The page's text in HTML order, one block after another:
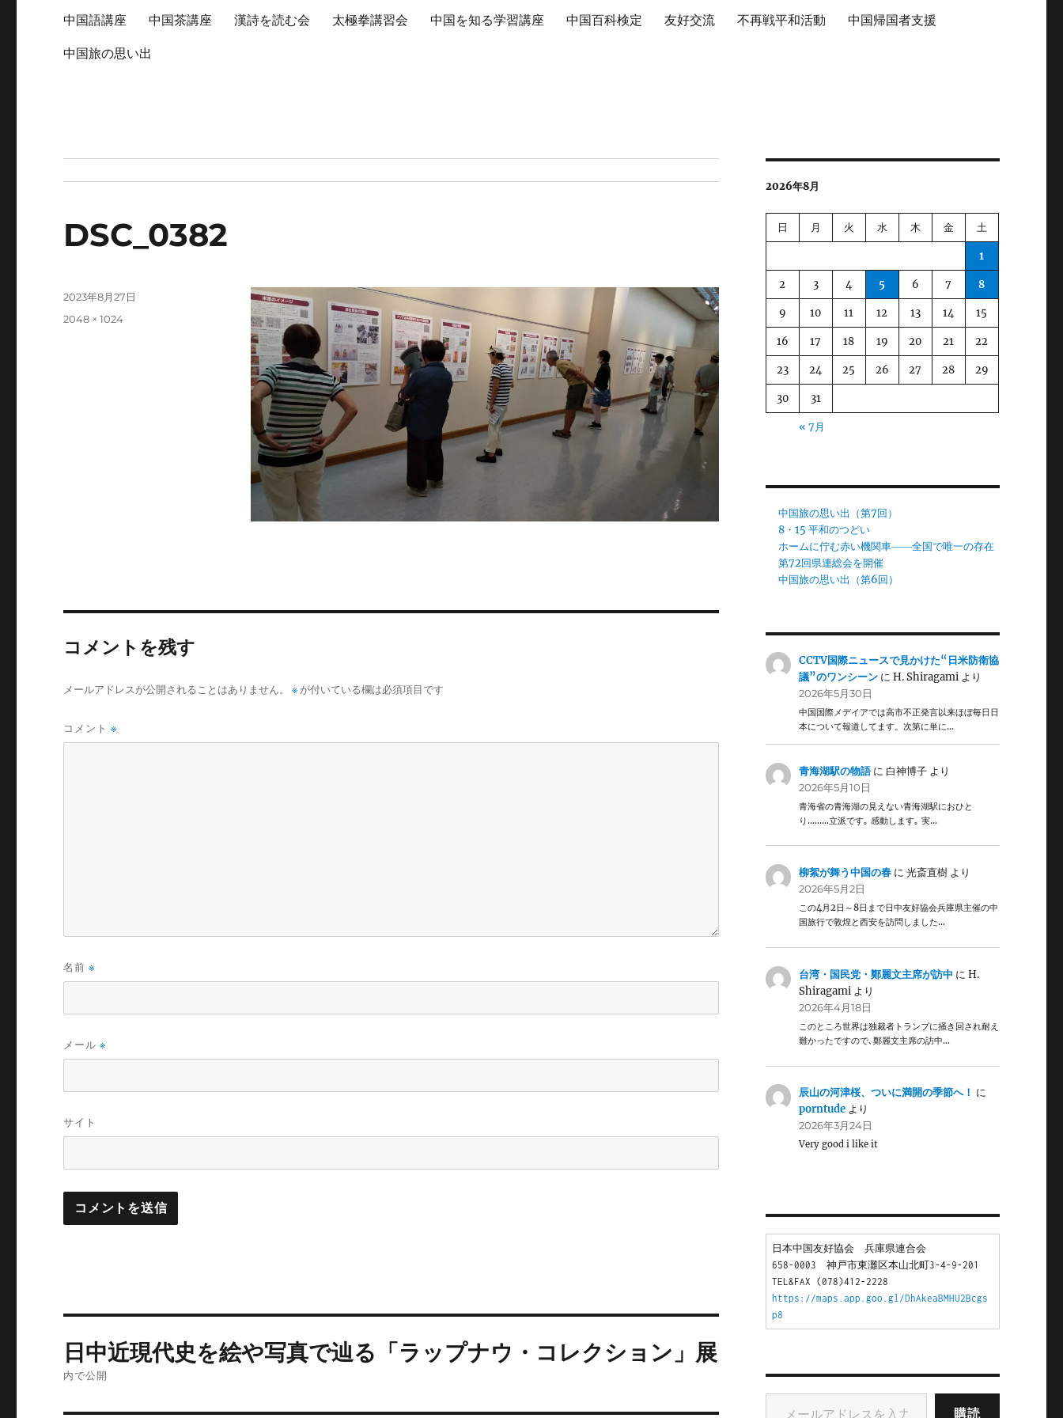
中国語講座 中国茶講座 漢詩を読む会 太極拳講習会 中国を知る学習講座 中国百科検定 友好交流 不再戦平和活動 中国帰国者支援
中国旅の思い出
DSC_0382
投
2023年8月27日
フ
2048 × 1024
コメントを残す
メールアドレスが公開されることはありません。 ※ が付いている欄は必須項目です
コメント※
名前※
メール※
サイト
稿
日中近現代史を絵や写真で辿る「ラップナウ・コレクション」展
内で公開
2026年8月
日 月 火 水 木 金 土
1
2 3 4 5 6 7 8
9 10 11 12 13 14 15
16 17 18 19 20 21 22
23 24 25 26 27 28 29
30 31
« 7月
中国旅の思い出（第7回）
8・15 平和のつどい
ホームに佇む赤い機関車――全国で唯一の存在
第72回県連総会を開催
中国旅の思い出（第6回）
CCTV国際ニュースで見かけた“日米防衛協
議”のワンシーン にH. Shiragami より
2026年5月30日
中国国際メデイアでは高市不正発言以来ほぼ毎日日
本について報道してます。次第に単に…
青海湖駅の物語に 白神博子 より
2026年5月10日
青海省の青海湖の見えない青海湖駅におひと
り………立派です｡ 感動します｡ 実…
柳絮が舞う中国の春 に光斎直樹 より
2026年5月2日
この4月2日～8日まで日中友好協会兵庫県主催の中
国旅行で敦煌と西安を訪問しました…
台湾・国民党・鄭麗文主席が訪中 にH.
Shiragami より
2026年4月18日
このところ世界は独裁者トランプに掻き回され耐え
難かったですので､鄭麗文主席の訪中…
辰山の河津桜、ついに満開の季節へ！ に
porntude より
2026年3月24日
Very good i like it
日本中国友好協会　兵庫県連合会
658-0003　神戸市東灘区本山北町3-4-9-201
TEL&FAX (078)412-2228
https://maps.app.goo.gl/DhAkeaBMHU2Bcgs
p8
メールアドレスを入力...
購読